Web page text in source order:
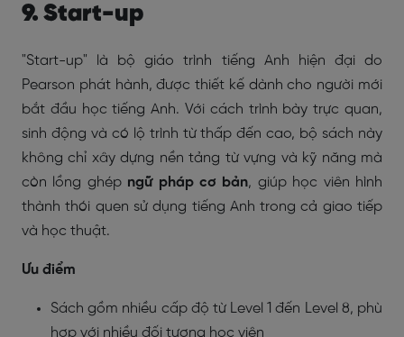
9. Start-up
"Start-up" là bộ giáo trình tiếng Anh hiện đại do
Pearson phát hành, được thiết kế dành cho người mới
bắt đầu học tiếng Anh. Với cách trình bày trực quan,
sinh động và có lộ trình từ thấp đến cao, bộ sách này
không chỉ xây dựng nền tảng từ vựng và kỹ năng mà
còn lồng ghép ngữ pháp cơ bản, giúp học viên hình
thành thói quen sử dụng tiếng Anh trong cả giao tiếp
và học thuật.
Ưu điểm
Sách gồm nhiều cấp độ từ Level 1 đến Level 8, phù
hợp với nhiều đối tượng học viên